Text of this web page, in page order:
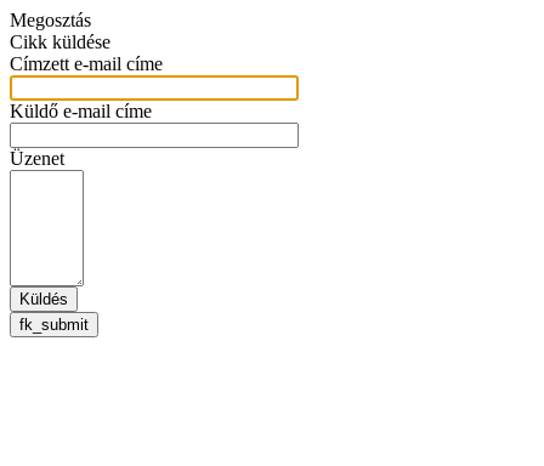
Megosztás
Cikk küldése
Címzett e-mail címe
Küldő e-mail címe
Üzenet